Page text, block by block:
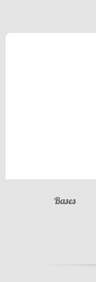
Bases